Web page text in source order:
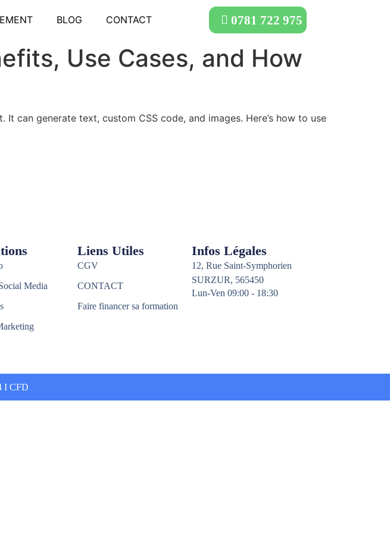
BLOG CONTACT 0781 722 975
Use Cases, and How
can generate text, custom CSS code, and images. Here’s how to use
Media
Liens Utiles
CGV
CONTACT
Faire financer sa formation
Infos Légales
12, Rue Saint-Symphorien
SURZUR, 565450
Lun-Ven 09:00 - 18:30
I CFD